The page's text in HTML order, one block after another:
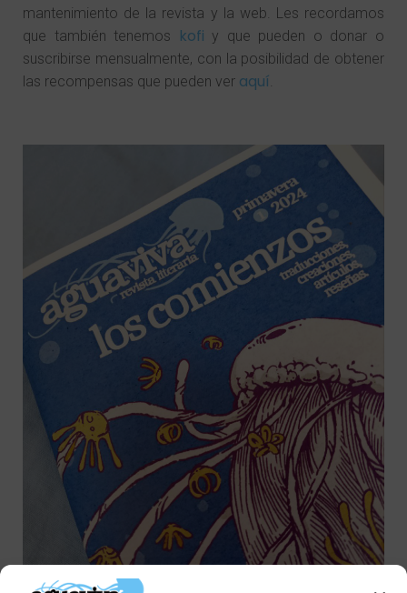
mantenimiento de la revista y la web. Les recordamos
que también tenemos
kofi y que pueden o donar o
suscribirse mensualmente, con la posibilidad de obtener
las recompensas que pueden ver aquí.